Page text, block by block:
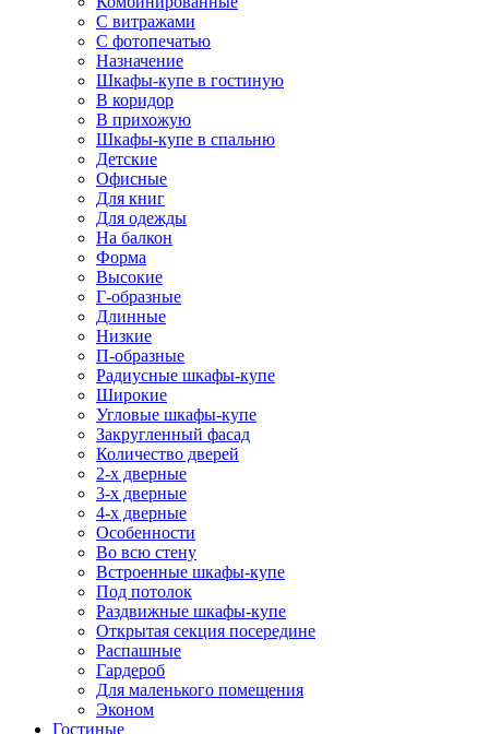
С витражами
С фотопечатью
Назначение
Шкафы-купе в гостиную
В коридор
В прихожую
Шкафы-купе в спальню
Детские
Офисные
Для книг
Для одежды
На балкон
Форма
Высокие
Г-образные
Длинные
Низкие
П-образные
Радиусные шкафы-купе
Широкие
Угловые шкафы-купе
Закругленный фасад
Количество дверей
2-х дверные
3-х дверные
4-х дверные
Особенности
Во всю стену
Встроенные шкафы-купе
Под потолок
Раздвижные шкафы-купе
Открытая секция посередине
Распашные
Гардероб
Для маленького помещения
Эконом
Гостиные